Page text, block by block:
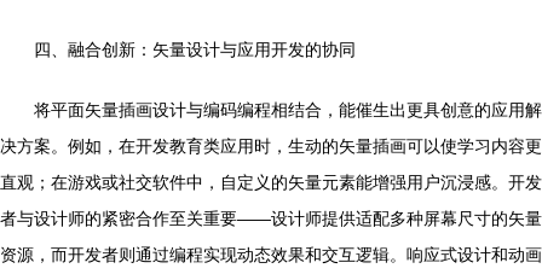
四、融合创新：矢量设计与应用开发的协同
将平面矢量插画设计与编码编程相结合，能催生出更具创意的应用解
决方案。例如，在开发教育类应用时，生动的矢量插画可以使学习内容更
直观；在游戏或社交软件中，自定义的矢量元素能增强用户沉浸感。开发
者与设计师的紧密合作至关重要——设计师提供适配多种屏幕尺寸的矢量
资源，而开发者则通过编程实现动态效果和交互逻辑。响应式设计和动画